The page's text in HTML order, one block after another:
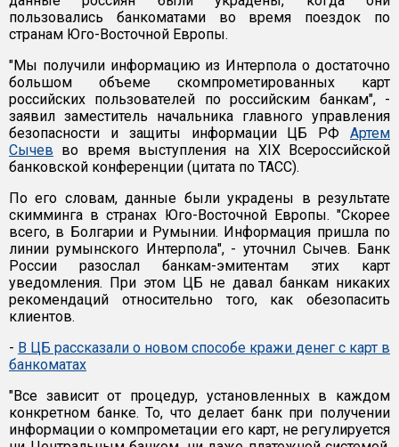
пользовались банкоматами во время поездок по
странам Юго-Восточной Европы.
"Мы получили информацию из Интерпола о достаточно
большом объеме скомпрометированных карт
российских пользователей по российским банкам", -
заявил заместитель начальника главного управления
безопасности и защиты информации ЦБ РФ Артем
Сычев во время выступления на XIX Всероссийской
банковской конференции (цитата по ТАСС).
По его словам, данные были украдены в результате
скимминга в странах Юго-Восточной Европы. "Скорее
всего, в Болгарии и Румынии. Информация пришла по
линии румынского Интерпола", - уточнил Сычев. Банк
России разослал банкам-эмитентам этих карт
уведомления. При этом ЦБ не давал банкам никаких
рекомендаций относительно того, как обезопасить
клиентов.
- В ЦБ рассказали о новом способе кражи денег с карт в
банкоматах
"Все зависит от процедур, установленных в каждом
конкретном банке. То, что делает банк при получении
информации о компрометации его карт, не регулируется